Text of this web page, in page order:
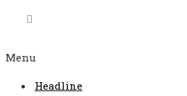
Menu
Headline